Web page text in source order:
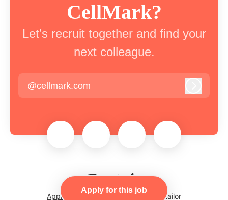
Apply for this job
CellMark?
Let’s recruit together and find your
next colleague.
@cellmark.com
Applicant tracking system by Teamtailor